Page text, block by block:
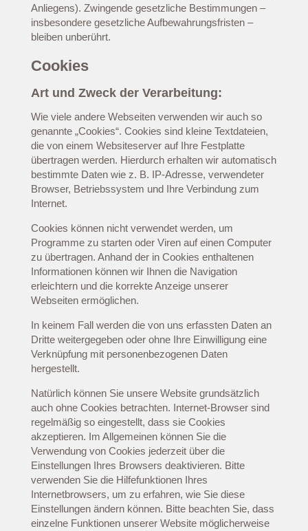
Anliegens). Zwingende gesetzliche Bestimmungen –
insbesondere gesetzliche Aufbewahrungsfristen –
bleiben unberührt.
Cookies
Art und Zweck der Verarbeitung:
Wie viele andere Webseiten verwenden wir auch so
genannte „Cookies“. Cookies sind kleine Textdateien,
die von einem Websiteserver auf Ihre Festplatte
übertragen werden. Hierdurch erhalten wir automatisch
bestimmte Daten wie z. B. IP-Adresse, verwendeter
Browser, Betriebssystem und Ihre Verbindung zum
Internet.
Cookies können nicht verwendet werden, um
Programme zu starten oder Viren auf einen Computer
zu übertragen. Anhand der in Cookies enthaltenen
Informationen können wir Ihnen die Navigation
erleichtern und die korrekte Anzeige unserer
Webseiten ermöglichen.
In keinem Fall werden die von uns erfassten Daten an
Dritte weitergegeben oder ohne Ihre Einwilligung eine
Verknüpfung mit personenbezogenen Daten
hergestellt.
Natürlich können Sie unsere Website grundsätzlich
auch ohne Cookies betrachten. Internet-Browser sind
regelmäßig so eingestellt, dass sie Cookies
akzeptieren. Im Allgemeinen können Sie die
Verwendung von Cookies jederzeit über die
Einstellungen Ihres Browsers deaktivieren. Bitte
verwenden Sie die Hilfefunktionen Ihres
Internetbrowsers, um zu erfahren, wie Sie diese
Einstellungen ändern können. Bitte beachten Sie, dass
einzelne Funktionen unserer Website möglicherweise